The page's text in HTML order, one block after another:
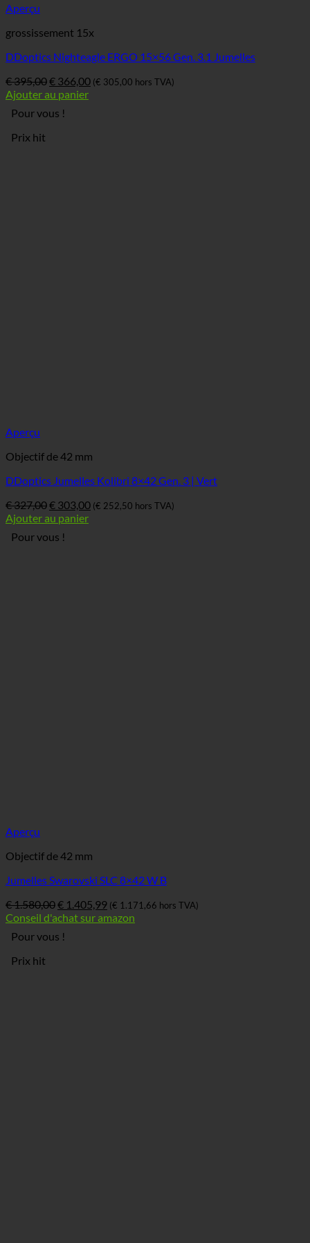
Aperçu
grossissement 15x
DDoptics Nighteagle ERGO 15×56 Gen. 3.1 Jumelles
€395,00Le
prix
original
était
€ 366,00Le
(€ 305,00 hors TVA)
Ajouter au panier
Pour vous !
Prix hit
Aperçu
Objectif de 42 mm
DDoptics Jumelles Kolibri 8×42 Gen. 3 | Vert
€327,00Le
prix
original
était
€ 303,00Le
(€ 252,50 hors TVA)
Ajouter au panier
Pour vous !
Aperçu
Objectif de 42 mm
Jumelles Swarovski SLC 8×42 W B
€1.580,00Le
prix
original
était
€ 1.405,99Le
prix
(€ 1.171,66 hors TVA)
Conseil d'achat sur amazon
Pour vous !
Prix hit